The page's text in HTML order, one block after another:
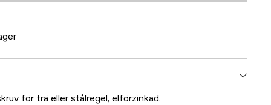
för trä eller stålregel, elförzinkad.